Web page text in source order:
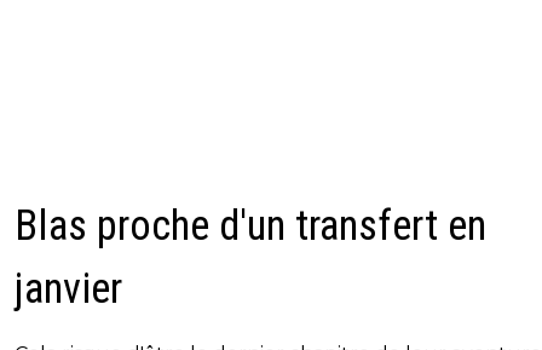
Blas proche d'un transfert en
janvier